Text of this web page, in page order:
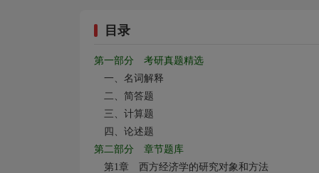
目录
第一部分 考研真题精选
一、名词解释
二、简答题
三、计算题
四、论述题
第二部分 章节题库
第1章 西方经济学的研究对象和方法